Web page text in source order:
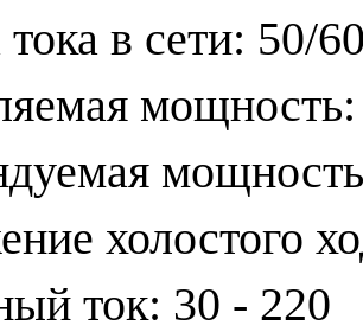
тока в сети:
холостого
ток: 30 -